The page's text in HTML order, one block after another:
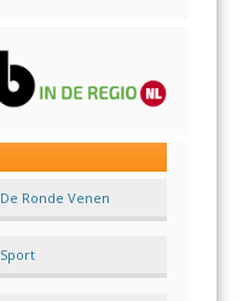
De Ronde Venen
Sport